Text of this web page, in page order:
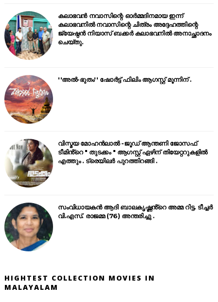
കലാഭവൻ നവാസിന്റെ ഓർമ്മദിനമായ ഇന്ന്
കലാഭവനിൽ നവാസിന്റെ ചിത്രം അദ്ദേഹത്തിന്റെ
ജ്യേഷ്ഠൻ നിയാസ് ബക്കർ കലാഭവനിൽ അനാച്ഛാദനം
ചെയ്തു.
''അൽ-ഭുതം'' ഷോർട്ട് ഫിലിം ആഗസ്റ്റ് മൂന്നിന് .
വിസ്മയ മോഹൻലാൽ -ജൂഡ് ആന്തണി ജോസഫ്
ടീമിൻ്റെ " തുടക്കം " ആഗസ്റ്റ് ഏഴിന് തിയേറ്ററുകളിൽ
എത്തും . ട്രെയിലർ പുറത്തിറങ്ങി .
സംവിധായകൻ ആദി ബാലകൃഷ്ണൻ്റെ അമ്മ റിട്ട. ടീച്ചർ
വി.എസ്. രാജമ്മ (76) അന്തരിച്ചു .
HIGHTEST COLLECTION MOVIES IN
MALAYALAM